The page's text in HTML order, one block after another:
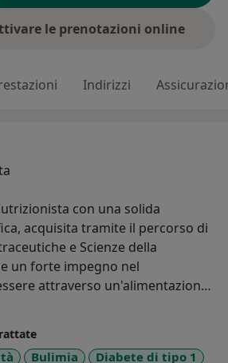
le prenotazioni online
Indirizzi
con una solida
acquisita tramite il percorso di
e Scienze della
un forte impegno nel
attraverso un'alimentazione
di vita sano. Laureata in Biologia,
come l'obesità, le malattie
Bulimia
Diabete di tipo 1